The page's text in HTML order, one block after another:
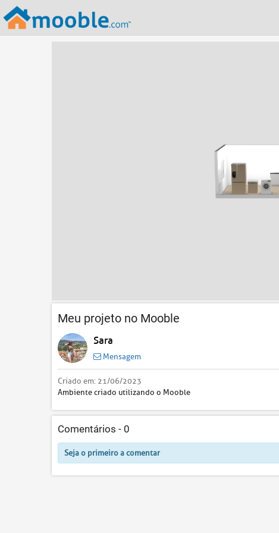
Meu projeto no Mooble
Sara
Mensagem
Criado em: 21/06/2023
Ambiente criado utilizando o Mooble
Comentários - 0
Seja o primeiro a comentar